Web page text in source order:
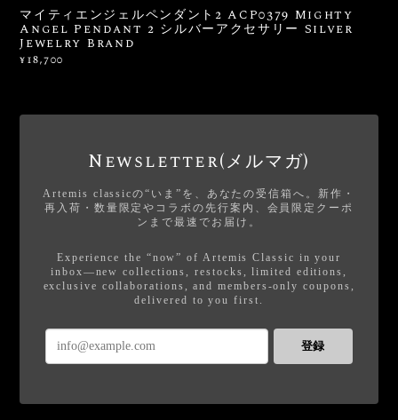
マイティエンジェルペンダント2 ACP0379 Mighty
Angel Pendant 2 シルバーアクセサリー Silver
Jewelry Brand
¥18,700
Newsletter(メルマガ)
Artemis classicの“いま”を、あなたの受信箱へ。新作・
再入荷・数量限定やコラボの先行案内、会員限定クーポ
ンまで最速でお届け。
Experience the “now” of Artemis Classic in your
inbox—new collections, restocks, limited editions,
exclusive collaborations, and members-only coupons,
delivered to you first.
登録